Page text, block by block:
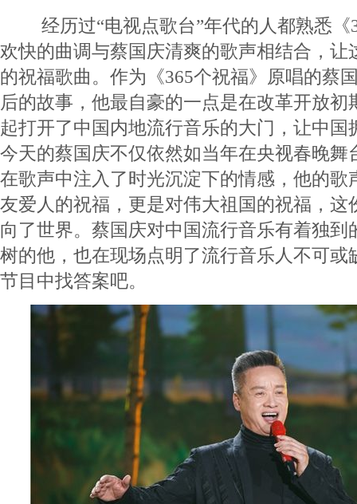
经历过“电视点歌台”年代的人都熟悉《
欢快的曲调与蔡国庆清爽的歌声相结合，让
的祝福歌曲。作为《365个祝福》原唱的蔡
后的故事，他最自豪的一点是在改革开放初
起打开了中国内地流行音乐的大门，让中国
今天的蔡国庆不仅依然如当年在央视春晚舞
在歌声中注入了时光沉淀下的情感，他的歌
友爱人的祝福，更是对伟大祖国的祝福，这
向了世界。蔡国庆对中国流行音乐有着独到
树的他，也在现场点明了流行音乐人不可或
节目中找答案吧。